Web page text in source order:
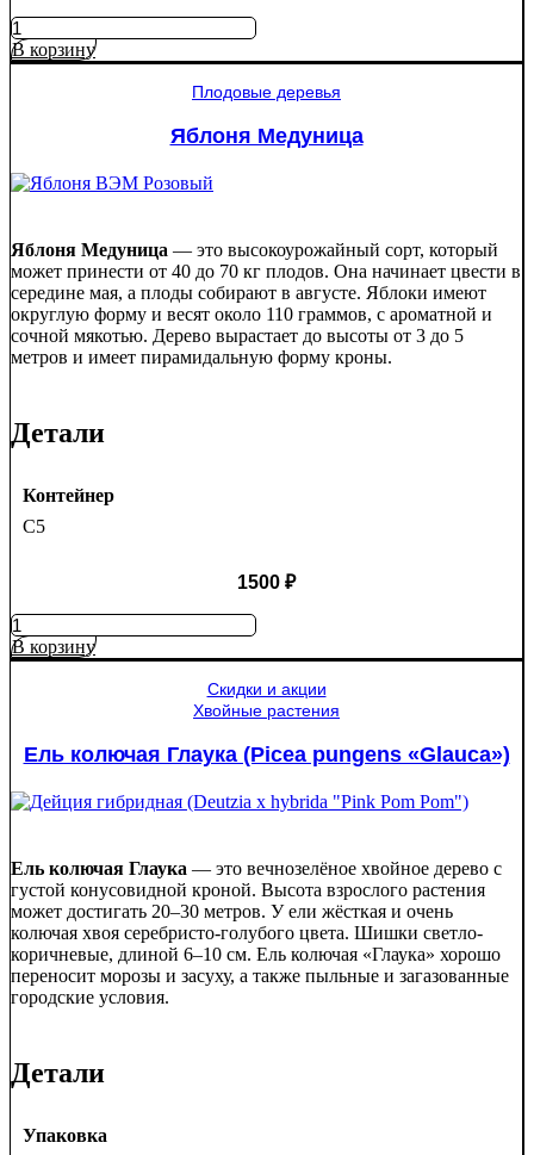
Количество
товара
Яблоня
В корзину
Плодовые деревья
Яблоня Медуница
Яблоня Медуница — это высокоурожайный сорт, который
может принести от 40 до 70 кг плодов. Она начинает цвести в
середине мая, а плоды собирают в августе. Яблоки имеют
округлую форму и весят около 110 граммов, с ароматной и
сочной мякотью. Дерево вырастает до высоты от 3 до 5
метров и имеет пирамидальную форму кроны.
Детали
Контейнер
C5
1500 ₽
Количество
товара
Яблоня
В корзину
Скидки и акции
Хвойные растения
Ель колючая Глаука (Picea pungens «Glauca»)
Ель колючая Глаука — это вечнозелёное хвойное дерево с
густой конусовидной кроной. Высота взрослого растения
может достигать 20–30 метров. У ели жёсткая и очень
колючая хвоя серебристо-голубого цвета. Шишки светло-
коричневые, длиной 6–10 см. Ель колючая «Глаука» хорошо
переносит морозы и засуху, а также пыльные и загазованные
городские условия.
Детали
Упаковка